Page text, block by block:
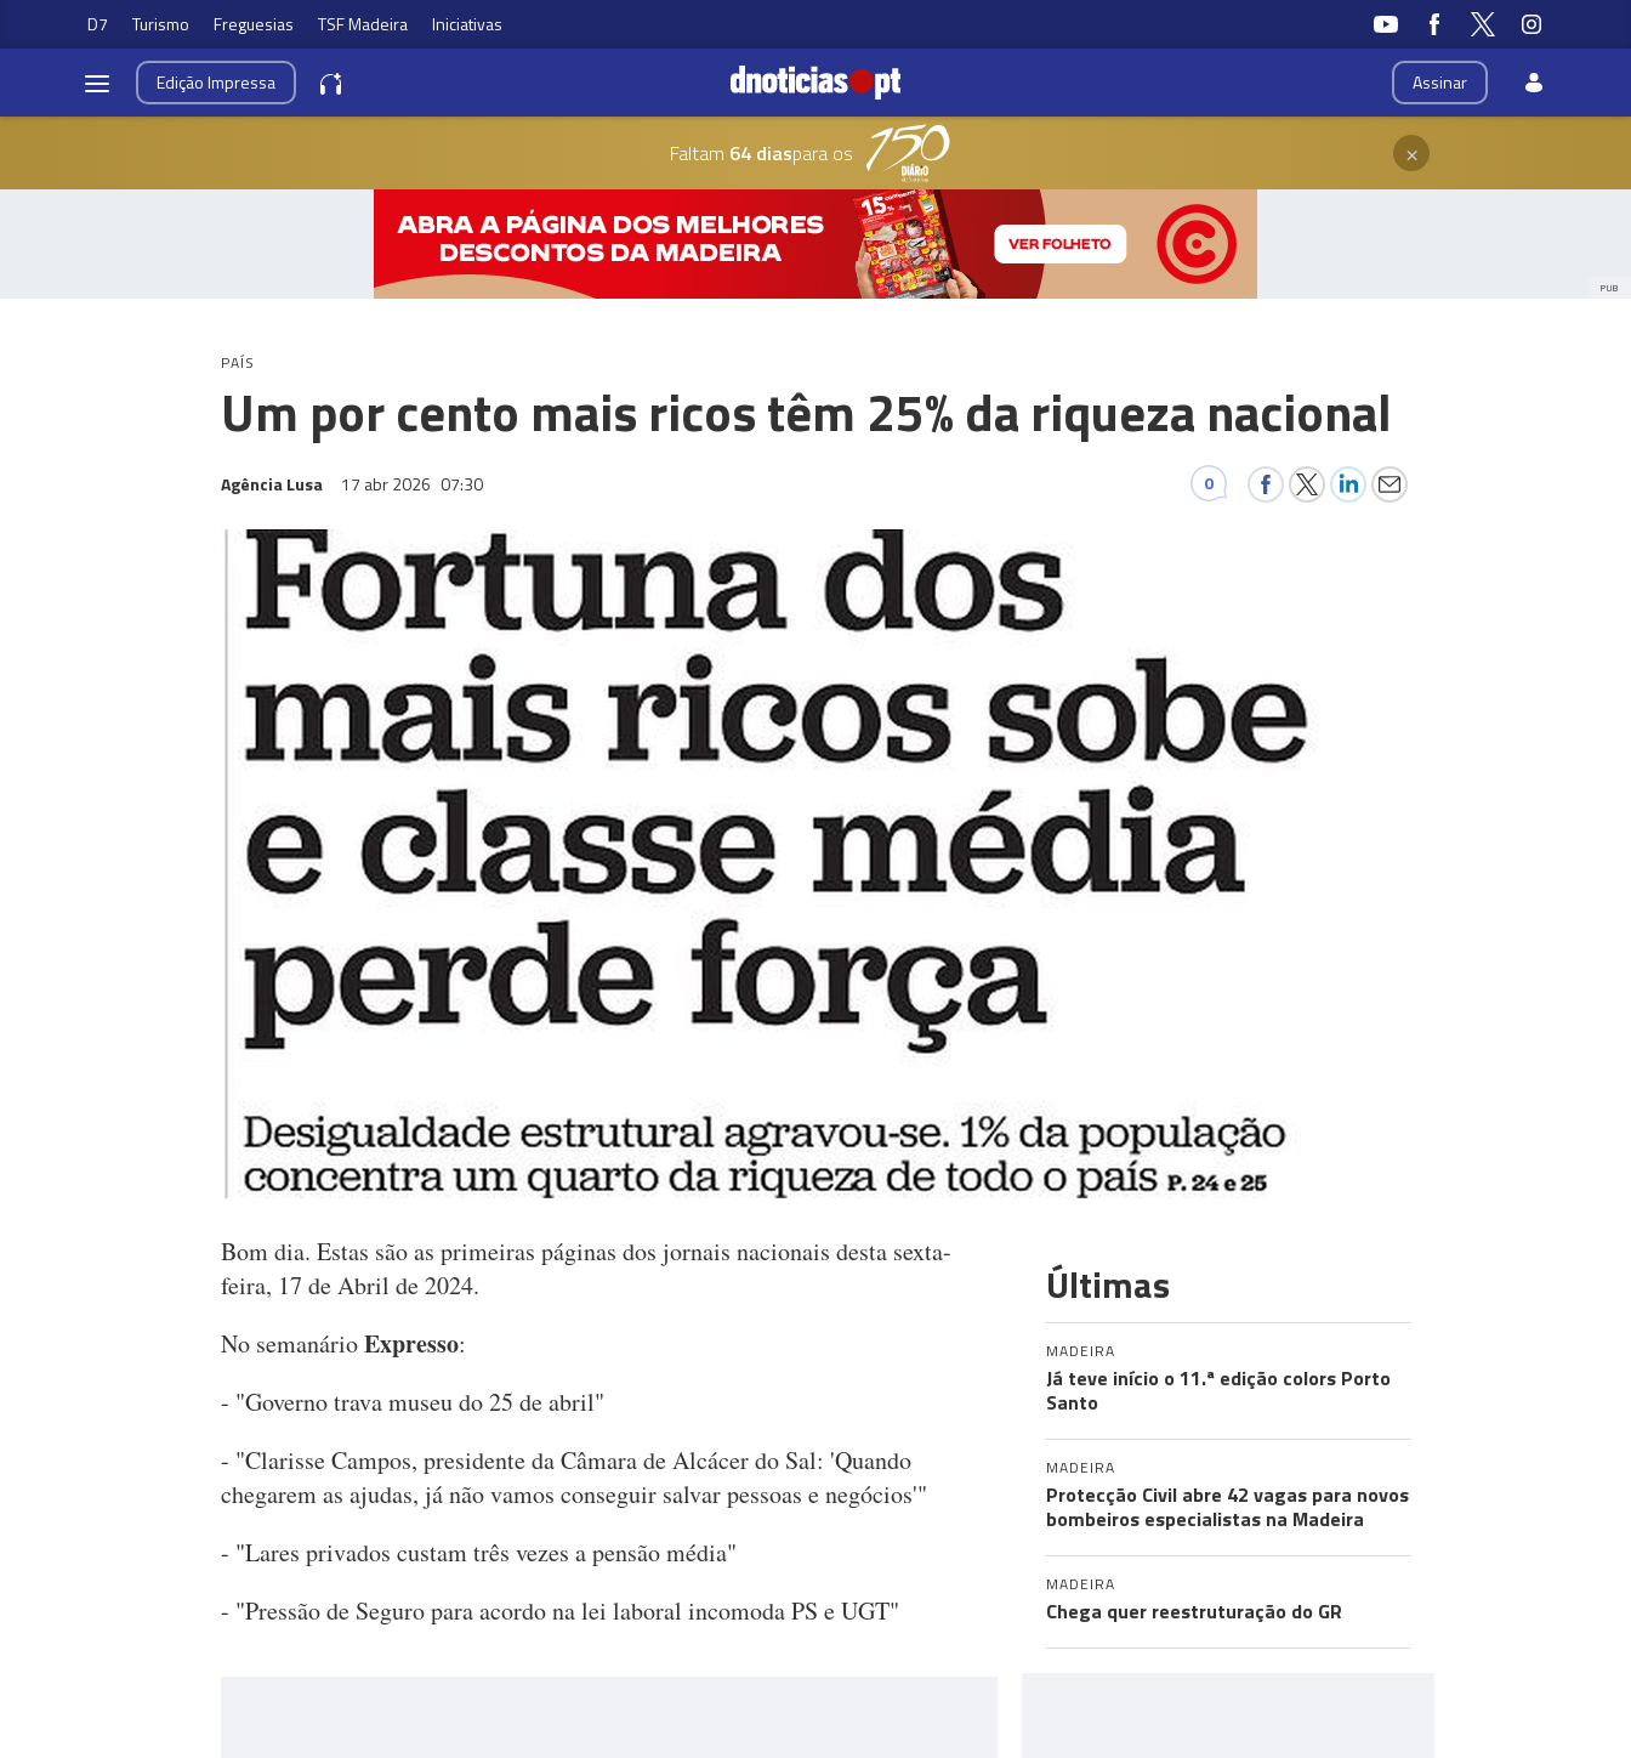
D7 Turismo Freguesias TSF Madeira Iniciativas
Assinar
EdiçãoImpressa
Faltam 64 diaspara os ×
PUB
PAÍS
Um por cento mais ricos têm 25% da riqueza nacional
Agência Lusa 17 abr 2026 07:30 0
Bom dia. Estas são as primeiras páginas dos jornais nacionais desta sexta-
feira, 17 de Abril de 2024.
No semanárioExpresso:
- "Governo trava museu do 25 de abril"
- "Clarisse Campos, presidente da Câmara de Alcácer do Sal: 'Quando
chegarem as ajudas, já não vamos conseguir salvar pessoas e negócios'"
- "Lares privados custam três vezes a pensão média"
- "Pressão de Seguro para acordo na lei laboral incomoda PS e UGT"
Últimas
MADEIRA
Já teve início o 11.ª edição colors Porto
Santo
MADEIRA
Protecção Civil abre 42 vagas para novos
bombeiros especialistas na Madeira
MADEIRA
Chega quer reestruturação do GR